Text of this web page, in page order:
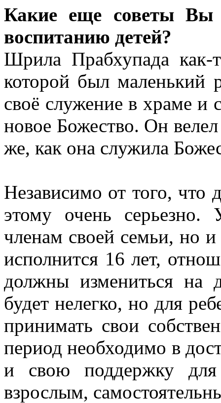
Какие еще советы Вы
воспитанию детей?
Шрила Прабхупада как-
которой был маленький
своё служение в храме и
новое Божество. Он
же, как она служила
Независимо от того, что
этому очень серьезно.
членам своей семьи, но
исполнится 16 лет,
должны измениться на
будет нелегко, но для
принимать свои
период необходимо в
и свою поддержку
взрослым,